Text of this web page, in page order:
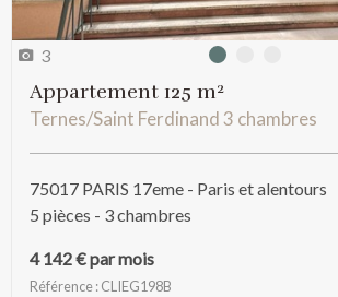
3 Photo 0
Appartement 125 m²
Ternes/Saint Ferdinand 3 chambres
75017 PARIS 17eme - Paris et alentours
5 pièces - 3 chambres
4 142 € par mois
Référence : CLIEG198B